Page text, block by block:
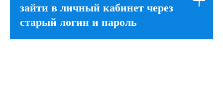
зайти в личный кабинет через
старый логин и пароль